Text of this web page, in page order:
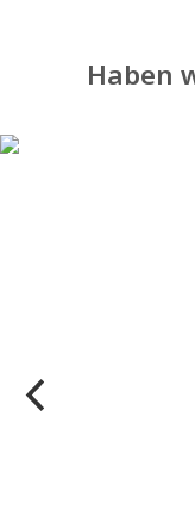
Haben